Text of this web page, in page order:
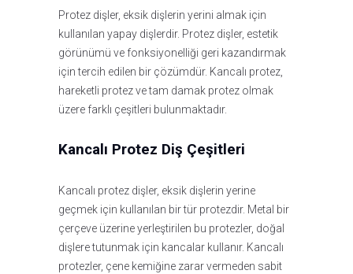
Protez dişler, eksik dişlerin yerini almak için
kullanılan yapay dişlerdir. Protez dişler, estetik
görünümü ve fonksiyonelliği geri kazandırmak
için tercih edilen bir çözümdür. Kancalı protez,
hareketli protez ve tam damak protez olmak
üzere farklı çeşitleri bulunmaktadır.
Kancalı Protez Diş Çeşitleri
Kancalı protez dişler, eksik dişlerin yerine
geçmek için kullanılan bir tür protezdir. Metal bir
çerçeve üzerine yerleştirilen bu protezler, doğal
dişlere tutunmak için kancalar kullanır. Kancalı
protezler, çene kemiğine zarar vermeden sabit